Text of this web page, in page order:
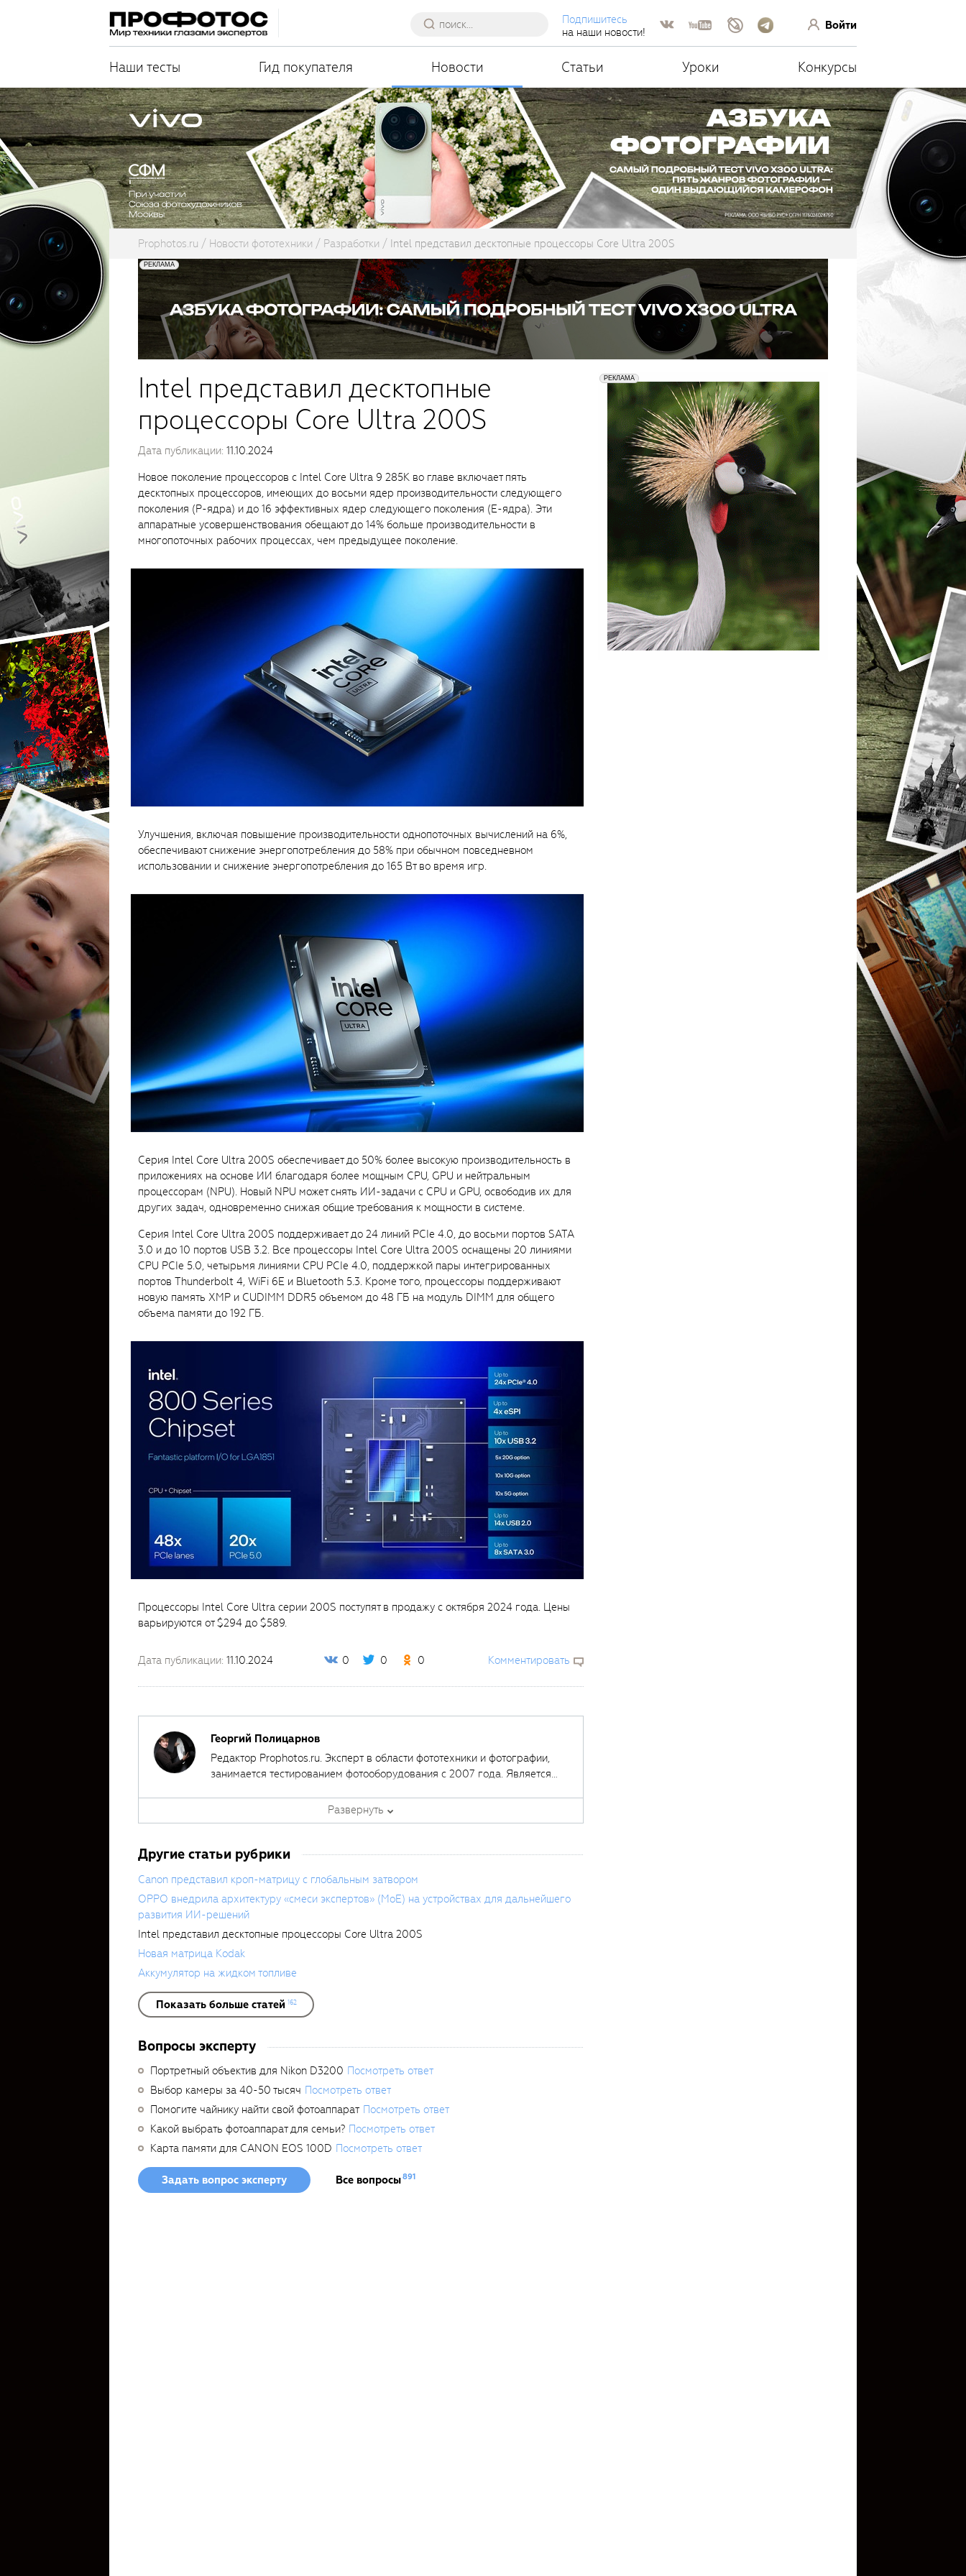
Подпишитесь
на наши новости!
Войти
Наши тесты Гид покупателя Новости Статьи Уроки Конкурсы
Prophotos.ru Новости фототехники Разработки Intel представил десктопные процессоры Core Ultra 200S
Intel представил десктопные
процессоры Core Ultra 200S
Дата публикации: 11.10.2024
Новое поколение процессоров c Intel Core Ultra 9 285K во главе включает пять
десктопных процессоров, имеющих до восьми ядер производительности следующего
поколения (P-ядра) и до 16 эффективных ядер следующего поколения (E-ядра). Эти
аппаратные усовершенствования обещают до 14% больше производительности в
многопоточных рабочих процессах, чем предыдущее поколение.
Улучшения, включая повышение производительности однопоточных вычислений на 6%,
обеспечивают снижение энергопотребления до 58% при обычном повседневном
использовании и снижение энергопотребления до 165 Вт во время игр.
Серия Intel Core Ultra 200S обеспечивает до 50% более высокую производительность в
приложениях на основе ИИ благодаря более мощным CPU, GPU и нейтральным
процессорам (NPU). Новый NPU может снять ИИ-задачи с CPU и GPU, освободив их для
других задач, одновременно снижая общие требования к мощности в системе.
Серия Intel Core Ultra 200S поддерживает до 24 линий PCIe 4.0, до восьми портов SATA
3.0 и до 10 портов USB 3.2. Все процессоры Intel Core Ultra 200S оснащены 20 линиями
CPU PCIe 5.0, четырьмя линиями CPU PCIe 4.0, поддержкой пары интегрированных
портов Thunderbolt 4, WiFi 6E и Bluetooth 5.3. Кроме того, процессоры поддерживают
новую память XMP и CUDIMM DDR5 объемом до 48 ГБ на модуль DIMM для общего
объема памяти до 192 ГБ.
Процессоры Intel Core Ultra серии 200S поступят в продажу с октября 2024 года. Цены
варьируются от $294 до $589.
Дата публикации: 11.10.2024 0 0 0 Комментировать
Георгий Полицарнов
Редактор Prophotos.ru. Эксперт в области фототехники и фотографии,
занимается тестированием фотооборудования с 2007 года. Является
Развернуть
Другие статьи рубрики
Canon представил кроп-матрицу с глобальным затвором
OPPO внедрила архитектуру «смеси экспертов» (MoE) на устройствах для дальнейшего
развития ИИ-решений
Intel представил десктопные процессоры Core Ultra 200S
Новая матрица Kodak
Аккумулятор на жидком топливе
Показать больше статей 162
Вопросы эксперту
Портретный объектив для Nikon D3200 Посмотреть ответ
Выбор камеры за 40-50 тысяч Посмотреть ответ
Помогите чайнику найти свой фотоаппарат Посмотреть ответ
Какой выбрать фотоаппарат для семьи? Посмотреть ответ
Карта памяти для CANON EOS 100D Посмотреть ответ
Задать вопрос эксперту Все вопросы891